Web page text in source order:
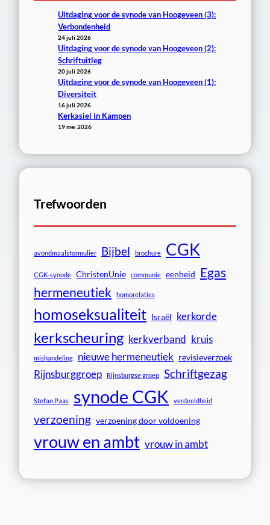
Uitdaging voor de synode van Hoogeveen (3):
Verbondenheid
24 juli 2026
Uitdaging voor de synode van Hoogeveen (2):
Schriftuitleg
20 juli 2026
Uitdaging voor de synode van Hoogeveen (1):
Diversiteit
16 juli 2026
Kerkasiel in Kampen
19 mei 2026
Trefwoorden
avondmaalsformulier Bijbel brochure CGK
CGK-synode ChristenUnie communie eenheid Egas
hermeneutiek
homorelaties
homoseksualiteit Israël kerkorde
kerkscheuring kerkverband kruis
mishandeling nieuwe hermeneutiek revisieverzoek
Rijnsburggroep Rijnsburgse groep Schriftgezag
Stefan Paas synode CGK verdeeldheid
verzoening verzoening door voldoening
vrouw en ambt vrouw in ambt